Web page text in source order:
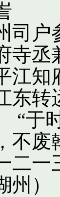
司户
寺丞
江知
东转
“于
不废
二一
州）